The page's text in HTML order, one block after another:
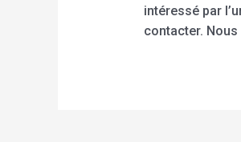
intéressé par
contacter.